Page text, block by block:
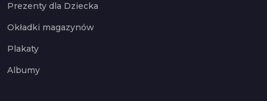
Prezenty dla Dziecka
Okładki magazynów
Plakaty
Albumy